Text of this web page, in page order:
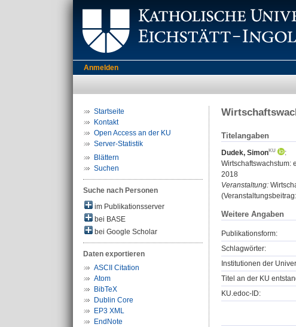
Anmelden
Startseite
Kontakt
Open Access an der KU
Server-Statistik
Blättern
Suchen
Suche nach Personen
im Publikationsserver
bei BASE
bei Google Scholar
Daten exportieren
ASCII Citation
Atom
BibTeX
Dublin Core
EP3 XML
EndNote
Titelangaben
Dudek, Simon
:
Wirtschaftswachstum:
2018
Veranstaltung:
Weitere Angaben
Publikationsform:
Schlagwörter:
Institutionen der
Titel an der KU
KU.edoc-ID: